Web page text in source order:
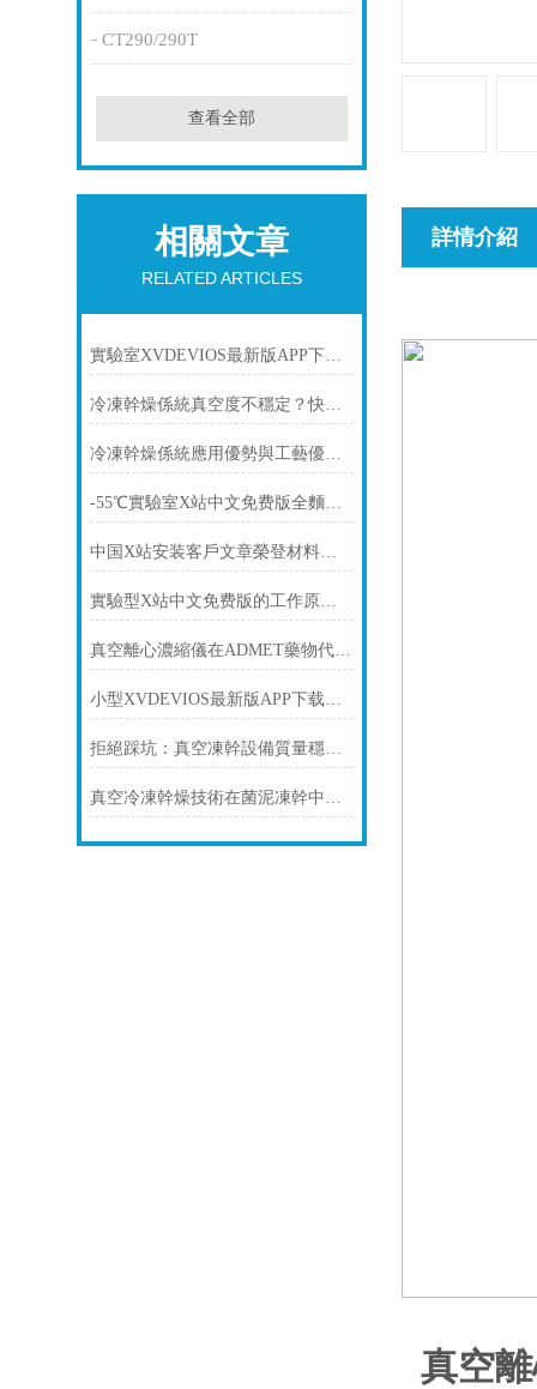
CT290/290T
查看全部
相關文章
RELATED ARTICLES
實驗室XVDEVIOS最新版APP下载哪個廠商服務好？國內優質XVDEVIOS最新版APP下载生產廠家推薦
冷凍幹燥係統真空度不穩定？快速排查解決方法
冷凍幹燥係統應用優勢與工藝優化方案
-55℃實驗室X站中文免费版全麵解析：選型要點、核心配置與功能優勢
中国X站安装客戶文章榮登材料科學領域頂刊
實驗型X站中文免费版的工作原理與使用細節
真空離心濃縮儀在ADMET藥物代謝研究中的應用
小型XVDEVIOS最新版APP下载哪個品牌質量好？口碑穩定、售後穩妥廠家推薦
拒絕踩坑：真空凍幹設備質量穩定、售後穩妥廠商推薦
真空冷凍幹燥技術在菌泥凍幹中的應用
詳情介紹
真空